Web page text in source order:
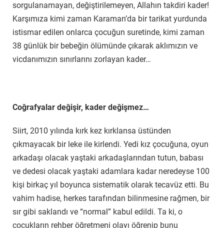
sorgulanamayan, değiştirilemeyen, Allahın takdiri kader!
Karşımıza kimi zaman Karaman’da bir tarikat yurdunda
istismar edilen onlarca çocuğun suretinde, kimi zaman
38 günlük bir bebeğin ölümünde çıkarak aklımızın ve
vicdanımızın sınırlarını zorlayan kader…
Coğrafyalar değişir, kader değişmez…
Siirt, 2010 yılında kırk kez kırklansa üstünden
çıkmayacak bir leke ile kirlendi. Yedi kız çocuğuna, oyun
arkadaşı olacak yaştaki arkadaşlarından tutun, babası
ve dedesi olacak yaştaki adamlara kadar neredeyse 100
kişi birkaç yıl boyunca sistematik olarak tecavüz etti. Bu
vahim hadise, herkes tarafından bilinmesine rağmen, bir
sır gibi saklandı ve “normal” kabul edildi. Ta ki, o
çocukların rehber öğretmeni olayı öğrenip bunu